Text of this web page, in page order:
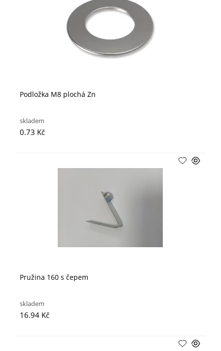
Podložka M8 plochá Zn
skladem
0.73 Kč
Pružina 160 s čepem
skladem
16.94 Kč